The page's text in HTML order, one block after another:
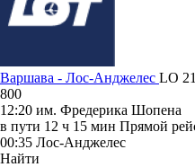
Варшава - Лос-Анджелес LO 21
800
12:20 им. Фредерика Шопена
в пути 12 ч 15 мин Прямой
00:35 Лос-Анджелес
Найти